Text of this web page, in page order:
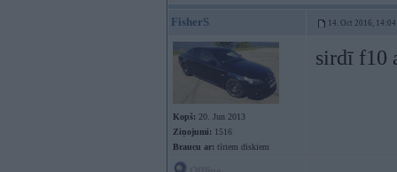
FisherS 14. Oct 2016, 14:04
Kopš: 20. Jun 2013
Ziņojumi: 1516
Braucu ar: tīriem diskiem
sirdī f10